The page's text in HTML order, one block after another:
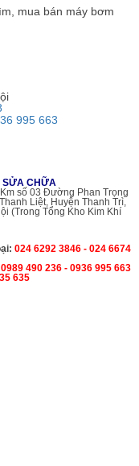
mua bán máy bơm
995 663
SỬA CHỮA
Km số 03 Đường Phan Trọng
Liệt, Huyện Thanh Trì,
(Trong Tổng Kho Kim Khí
024 6292 3846 - 024 6674
0989 490 236 - 0936 995 663
635